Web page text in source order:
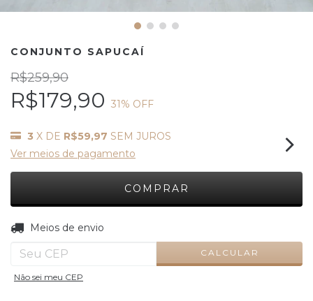
CONJUNTO SAPUCAÍ
R$259,90
R$179,90 31% OFF
3 X DE R$59,97 SEM JUROS
Ver meios de pagamento
Entregas para o CEP:
Meios de envio
CALCULAR
Não sei meu CEP